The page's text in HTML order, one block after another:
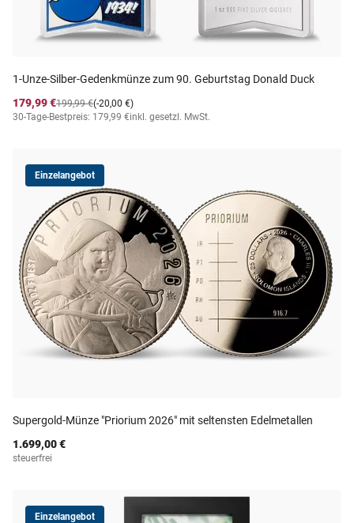
1-Unze-Silber-Gedenkmünze zum 90. Geburtstag Donald Duck
179,99 €
(-20,00 €)
199,99 €
30-Tage-Bestpreis: 179,99 €inkl. gesetzl. MwSt.
Einzelangebot
Supergold-Münze "Priorium 2026" mit seltensten Edelmetallen
1.699,00 €
steuerfrei
Einzelangebot